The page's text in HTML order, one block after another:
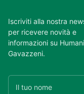
Iscriviti alla nostra
per ricevere novità e
informazioni su
Gavazzeni.